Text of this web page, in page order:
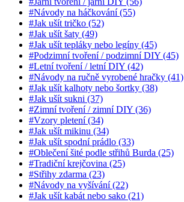
#Návody na háčkování (55)
#Jak ušít tričko (52)
#Jak ušít šaty (49)
#Jak ušít tepláky nebo legíny (45)
#Podzimní tvoření / podzimní DIY (45)
#Letní tvoření / letní DIY (42)
#Návody na ručně vyrobené hračky (41)
#Jak ušít kalhoty nebo šortky (38)
#Jak ušít sukni (37)
#Zimní tvoření / zimní DIY (36)
#Vzory pletení (34)
#Jak ušít mikinu (34)
#Jak ušít spodní prádlo (33)
#Oblečení šité podle střihů Burda (25)
#Tradiční krejčovina (25)
#Střihy zdarma (23)
#Návody na vyšívání (22)
#Jak ušít kabát nebo sako (21)